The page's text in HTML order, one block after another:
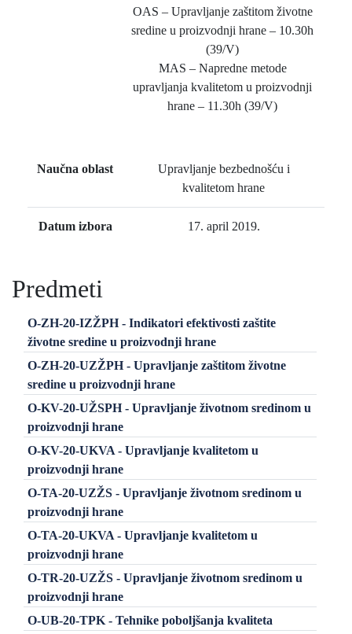
OAS – Upravljanje zaštitom životne
sredine u proizvodnji hrane – 10.30h
(39/V)
MAS – Napredne metode
upravljanja kvalitetom u proizvodnji
hrane – 11.30h (39/V)
Naučna oblast
Upravljanje bezbednošću i
kvalitetom hrane
Datum izbora 17. april 2019.
Predmeti
O-ZH-20-IZŽPH - Indikatori efektivosti zaštite
životne sredine u proizvodnji hrane
O-ZH-20-UZŽPH - Upravljanje zaštitom životne
sredine u proizvodnji hrane
O-KV-20-UŽSPH - Upravljanje životnom sredinom u
proizvodnji hrane
O-KV-20-UKVA - Upravljanje kvalitetom u
proizvodnji hrane
O-TA-20-UZŽS - Upravljanje životnom sredinom u
proizvodnji hrane
O-TA-20-UKVA - Upravljanje kvalitetom u
proizvodnji hrane
O-TR-20-UZŽS - Upravljanje životnom sredinom u
proizvodnji hrane
O-UB-20-TPK - Tehnike poboljšanja kvaliteta